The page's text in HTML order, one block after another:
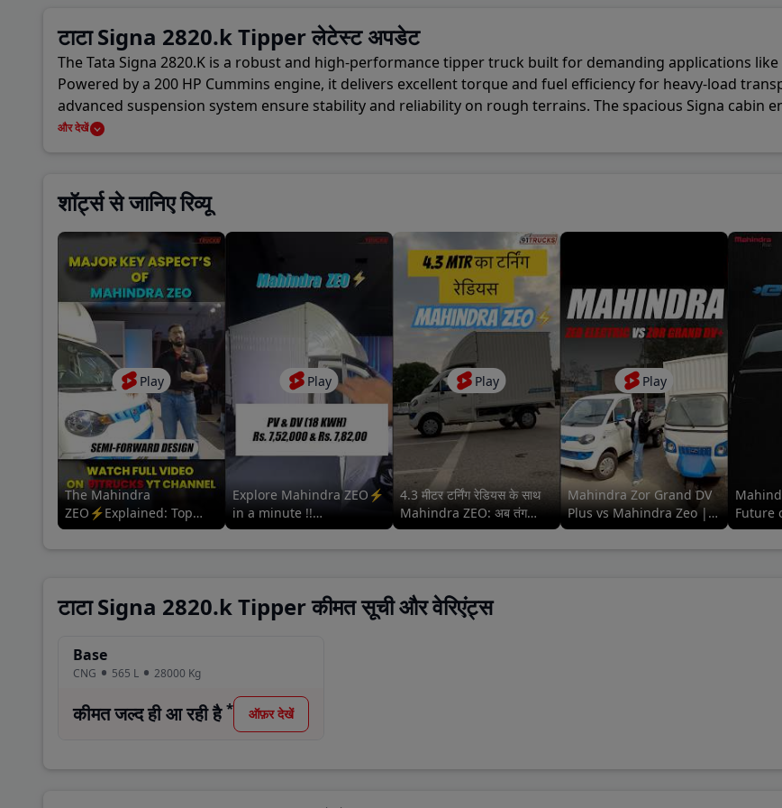
A P Sabha S.O-Lucknow, 226001
Bazargate S.O -Mumbai 400001
टाटा Signa 2820.k Tipper लेटेस्ट अपडेट
The Tata Signa 2820.K is a robust and high-performance tipper truck built for demanding applications
Powered by a 200 HP Cummins engine, it delivers excellent torque and fuel efficiency for heavy-load
advanced suspension system ensure stability and reliability on rough terrains. The spacious Signa
features, and modern controls, making long working hours more manageable. Designed for strength,
और देखें
शॉर्ट्स से जानिए रिव्यू
Play
The Mahindra
ZEO⚡Explained: Top
Features & Specs | For
Play
Explore Mahindra ZEO⚡
in a minute !!
#mahindrazeo
Play
4.3 मीटर टर्निंग रेडियस के साथ
Mahindra ZEO: अब तंग
गलियों में आसान ड्राइविंग!
Play
Mahindra Zor Grand DV
Plus vs Mahindra Zeo |
कौन सा है बेहतर? #mahindra
Future
टाटा Signa 2820.k Tipper कीमत सूची और वेरिएंट्स
Base
CNG 565 L 28000 Kg
कीमत जल्द ही आ रही है * ऑफ़र देखें